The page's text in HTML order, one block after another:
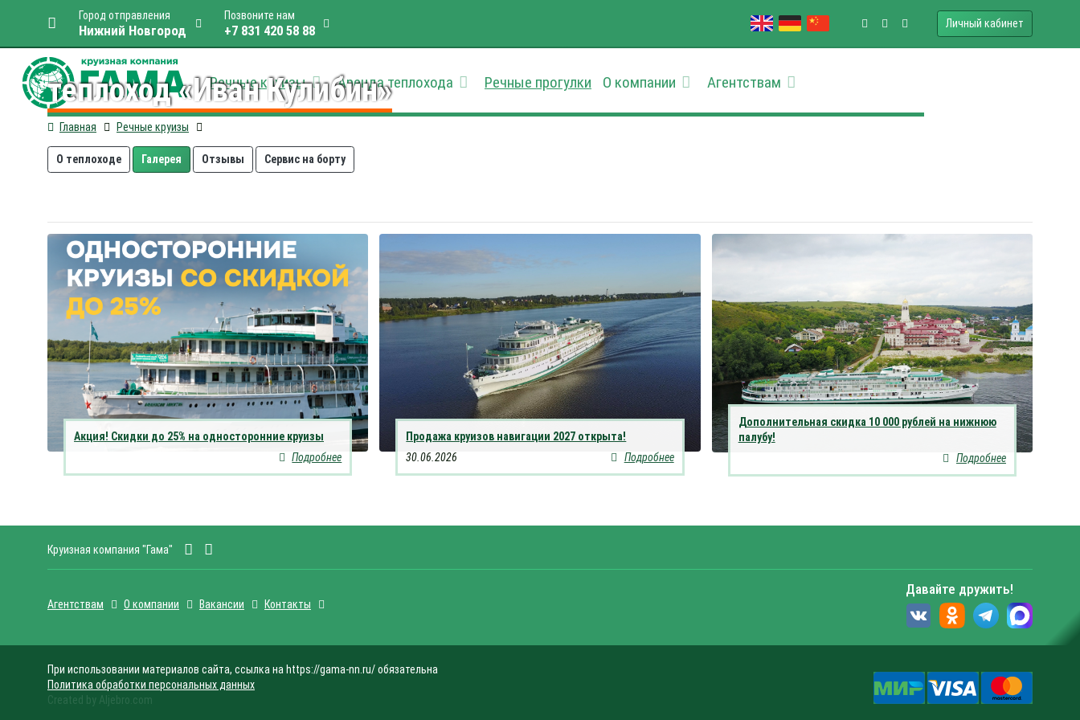
Город отправления
Нижний Новгород
Позвоните нам
+7 831 420 58 88 Личный кабинет
Речные круизы Аренда теплохода Речные прогулки О компании Агентствам
теплоход «Иван Кулибин»
Главная Речные круизы
О теплоходе Галерея Отзывы Сервис на борту
Акция! Скидки до 25% на односторонние круизы
Подробнее
Продажа круизов навигации 2027 открыта!
30.06.2026
Подробнее
Дополнительная скидка 10 000 рублей на нижнюю
палубу!
Подробнее
Круизная компания "Гама"
Агентствам О компании Вакансии Контакты
Давайте дружить!
При использовании материалов сайта, ссылка на https://gama-nn.ru/ обязательна
Политика обработки персональных данных
Created by Aljebro.com